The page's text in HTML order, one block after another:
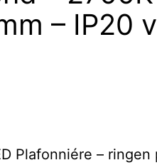
– IP20
Plafonniére –